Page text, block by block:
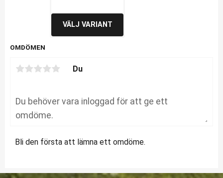
OMDÖMEN
Du
Bli den första att lämna ett omdöme.